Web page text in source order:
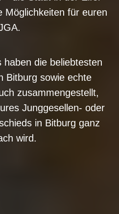
Möglichkeiten für euren
haben die beliebtesten
Bitburg sowie echte
zusammengestellt,
Junggesellen- oder
in Bitburg ganz
wird.